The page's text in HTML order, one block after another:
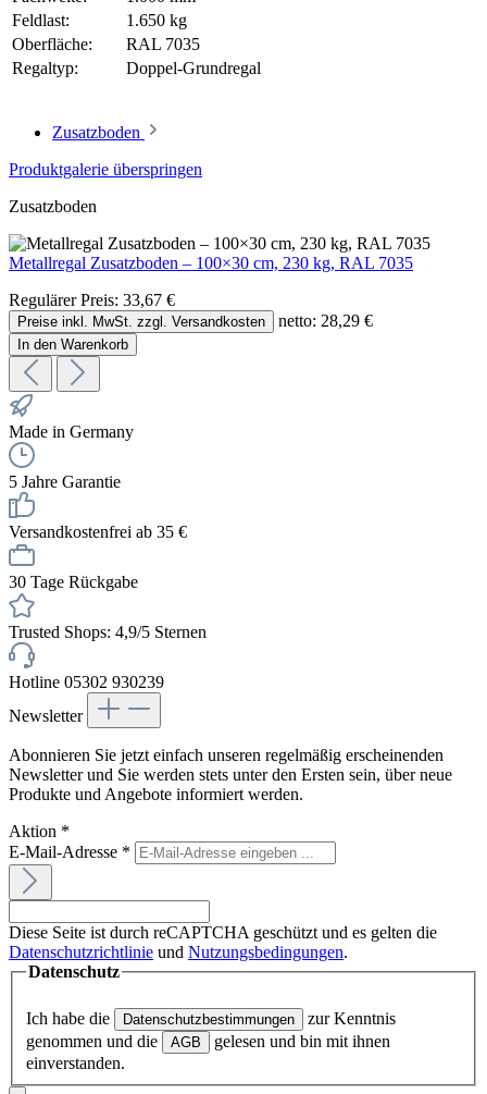
Feldlast:
1.650 kg
Oberfläche:
RAL 7035
Regaltyp:
Doppel-Grundregal
Zusatzboden
Produktgalerie überspringen
Zusatzboden
Metallregal Zusatzboden – 100×30 cm, 230 kg, RAL 7035
Regulärer Preis: 33,67 €
Preise inkl. MwSt. zzgl. Versandkosten netto: 28,29 €
In den Warenkorb
Made in Germany
5 Jahre Garantie
Versandkostenfrei ab 35 €
30 Tage Rückgabe
Trusted Shops: 4,9/5 Sternen
Hotline 05302 930239
Newsletter
Abonnieren Sie jetzt einfach unseren regelmäßig erscheinenden
Newsletter und Sie werden stets unter den Ersten sein, über neue
Produkte und Angebote informiert werden.
Aktion *
E-Mail-Adresse *
Diese Seite ist durch reCAPTCHA geschützt und es gelten die
Datenschutzrichtlinie und Nutzungsbedingungen.
Datenschutz
Ich habe die Datenschutzbestimmungen
zur Kenntnis
genommen und die
AGB
gelesen und bin mit ihnen
einverstanden.